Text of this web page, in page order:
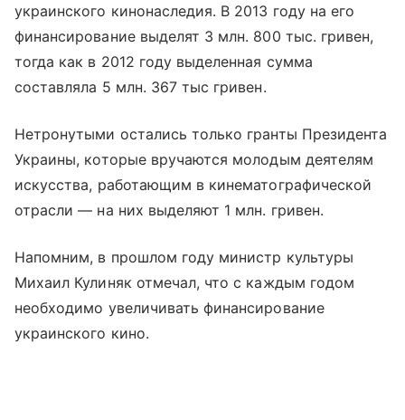
украинского кинонаследия. В 2013 году на его
финансирование выделят 3 млн. 800 тыс. гривен,
тогда как в 2012 году выделенная сумма
составляла 5 млн. 367 тыс гривен.
Нетронутыми остались только гранты Президента
Украины, которые вручаются молодым деятелям
искусства, работающим в кинематографической
отрасли — на них выделяют 1 млн. гривен.
Напомним, в прошлом году министр культуры
Михаил Кулиняк отмечал, что с каждым годом
необходимо увеличивать финансирование
украинского кино.